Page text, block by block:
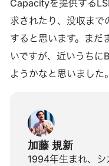
Capacityを提供する
求されたり、没収まで
すると思います。まだ
いですが、近いうち
ようかなと思いました。
加藤 規新
1994年生まれ、シ